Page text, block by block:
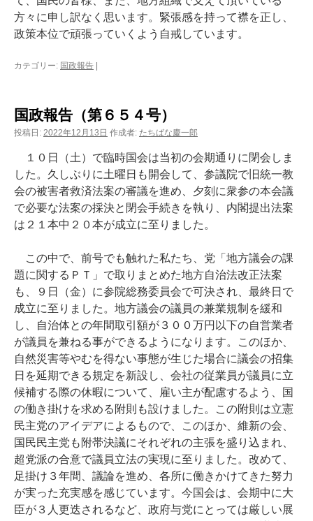
方々に申し訳なく思います。緊張感を持って襟を正し、
政策本位で頑張っていくよう自戒しています。
カテゴリー: 国政報告 |
国政報告（第６５４号）
投稿日: 2022年12月13日 作成者: たちばな慶一郎
１０日（土）で臨時国会は当初の会期通りに閉会しま
した。久しぶりに土曜日も開会して、参議院で旧統一教
会の被害者救済法案の審議を進め、夕刻に衆参の本会議
で必要な法案の採決と閉会手続きを執り、内閣提出法案
は２１本中２０本が成立に至りました。
この中で、前号でも触れた私たち、党「地方議会の課
題に関するＰＴ」で取りまとめた地方自治法改正法案
も、９日（金）に参院総務委員会で可決され、最終日で
成立に至りました。地方議会の議員の兼業規制を緩和
し、自治体との年間取引額が３００万円以下の自営業者
が議員を兼ねる事ができるようになります。このほか、
自然災害等やむを得ない事態が生じた場合に議会の招集
日を延期できる規定を新設し、会社の従業員が議員に立
候補する際の休暇について、雇い主が配慮するよう、国
の働き掛けを求める附則も設けました。この附則は立憲
民主党のアイデアによるもので、このほか、維新の会、
国民民主党も附帯決議にそれぞれの主張を盛り込まれ、
超党派の合意で議員立法の実現に至りました。改めて、
足掛け３年間、議論を進め、各所に働きかけてきた努力
が実った充実感を感じています。今国会は、会期中に大
臣が３人更迭されるなど、政府与党にとっては厳しい展